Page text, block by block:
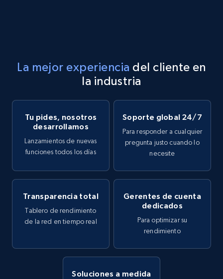
La mejor experiencia del cliente en
la industria
Tu pides, nosotros
desarrollamos
Lanzamientos de nuevas
funciones todos los días
Soporte global 24/7
Para responder a cualquier
pregunta justo cuando lo
necesite
Transparencia total
Tablero de rendimiento
de la red en tiempo real
Gerentes de cuenta
dedicados
Para optimizar su
rendimiento
Soluciones a medida